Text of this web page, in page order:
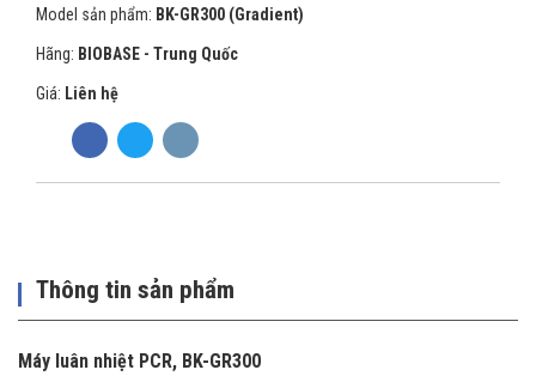
Model sản phẩm: BK-GR300 (Gradient)
Hãng: BIOBASE - Trung Quốc
Giá: Liên hệ
Thông tin sản phẩm
Máy luân nhiệt PCR, BK-GR300